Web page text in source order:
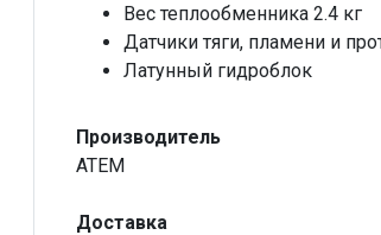
Вес теплообменника 2.4 кг
Датчики тяги, пламени и
Латунный гидроблок
Производитель
ATEM
Доставка